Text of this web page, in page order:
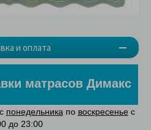
и оплата
матрасов Димакс
понедельникапо воскресенье с
до 23:00